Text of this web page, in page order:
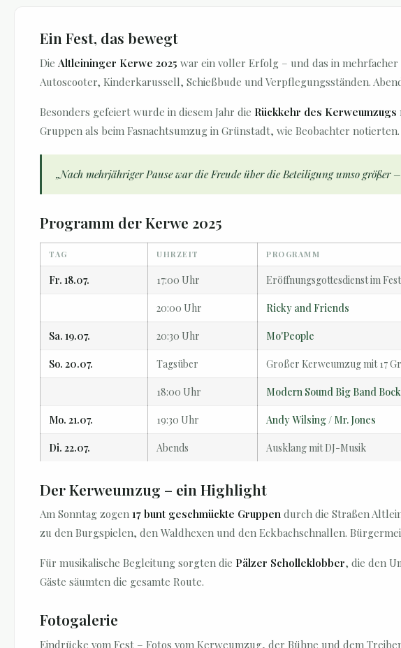
Ein Fest, das bewegt
Die Altleininger Kerwe 2025 war ein voller Erfolg – und das in
Autoscooter, Kinderkarussell, Schießbude und Verpflegungsständen.
Besonders gefeiert wurde in diesem Jahr die Rückkehr des Kerweumzugs
Gruppen als beim Fasnachtsumzug in Grünstadt, wie Beobachter notierten.
„Nach mehrjähriger Pause war die Freude über die Beteiligung umso
Programm der Kerwe 2025
TAG UHRZEIT PROGRAMM
Fr. 18.07. 17:00 Uhr Eröffnungsgottesdienst im
20:00 Uhr Ricky and Friends
Sa. 19.07. 20:30 Uhr Mo'People
So. 20.07. Tagsüber Großer Kerweumzug mit 17
18:00 Uhr Modern Sound Big Band
Mo. 21.07. 19:30 Uhr Andy Wilsing / Mr. Jones
Di. 22.07. Abends Ausklang mit DJ-Musik
Der Kerweumzug – ein Highlight
Am Sonntag zogen 17 bunt geschmückte Gruppen durch die Straßen
zu den Burgspielen, den Waldhexen und den Eckbachschnallen.
Für musikalische Begleitung sorgten die Pälzer Scholleklobber, die den
Gäste säumten die gesamte Route.
Fotogalerie
Eindrücke vom Fest – Fotos vom Kerweumzug, der Bühne und dem